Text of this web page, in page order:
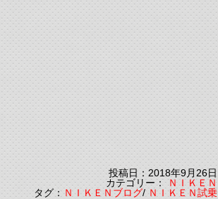
投稿日：2018年9月26日
カテゴリー：ＮＩＫＥＮ
タグ：ＮＩＫＥＮブログ/ＮＩＫＥＮ試乗